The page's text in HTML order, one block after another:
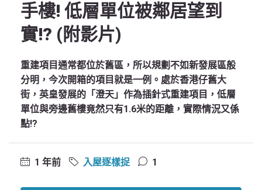
手樓! 低層單位被鄰居望到
實!? (附影片)
重建項目通常都位於舊區，所以規劃不如新發展區般
分明，今次開箱的項目就是一例。處於香港仔舊大
街，英皇發展的「澄天」作為插針式重建項目，低層
單位與旁邊舊樓竟然只有1.6米的距離，實際情況又係
點!?
1 年前 入屋逐樣捉 1